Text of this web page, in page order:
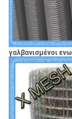
γαλβανισμένοι